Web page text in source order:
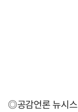
◎공감언론 뉴시스